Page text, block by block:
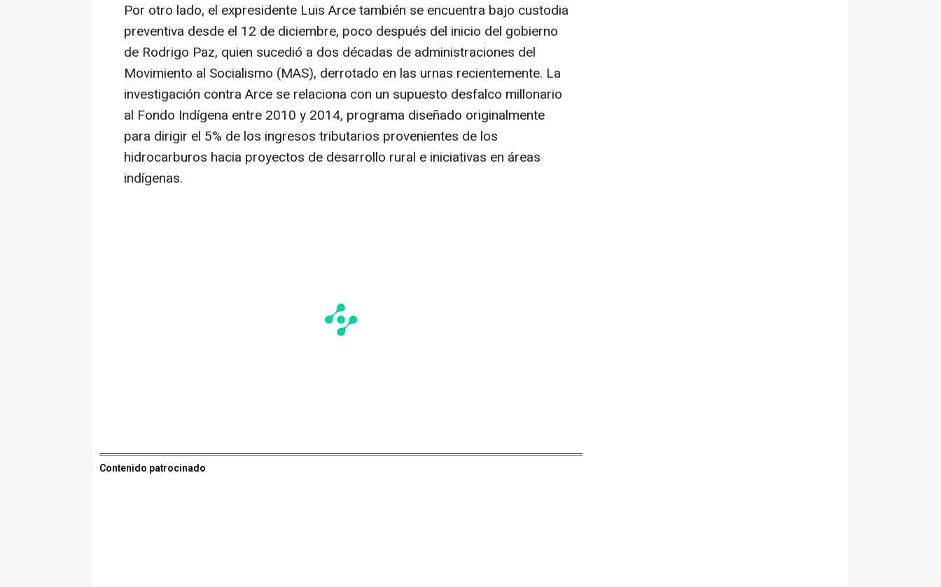
Por otro lado, el expresidente Luis Arce también se encuentra bajo custodia
preventiva desde el 12 de diciembre, poco después del inicio del gobierno
de Rodrigo Paz, quien sucedió a dos décadas de administraciones del
Movimiento al Socialismo (MAS), derrotado en las urnas recientemente. La
investigación contra Arce se relaciona con un supuesto desfalco millonario
al Fondo Indígena entre 2010 y 2014, programa diseñado originalmente
para dirigir el 5% de los ingresos tributarios provenientes de los
hidrocarburos hacia proyectos de desarrollo rural e iniciativas en áreas
indígenas.
Contenido patrocinado